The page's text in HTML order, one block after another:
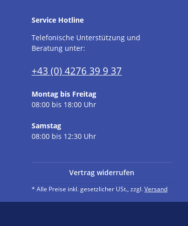
Service Hotline
Telefonische Unterstützung und
Beratung unter:
+43 (0) 4276 39 9 37
Montag bis Freitag
08:00 bis 18:00 Uhr
Samstag
08:00 bis 12:30 Uhr
Vertrag widerrufen
* Alle Preise inkl. gesetzlicher USt., zzgl.Versand